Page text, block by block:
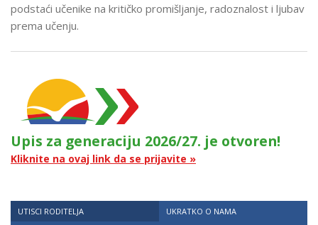
podstaći učenike na kritičko promišljanje, radoznalost i ljubav
prema učenju.
Upis za generaciju 2026/27. je otvoren!
Kliknite na ovaj link da se prijavite »
UTISCI RODITELJA
UKRATKO O NAMA